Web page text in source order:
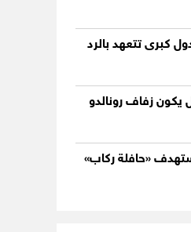
يغيّر شكل المنطقة.. 3 دول كبرى تتعهد بالرد
زفاف رونالدو
«حافلة ركاب»